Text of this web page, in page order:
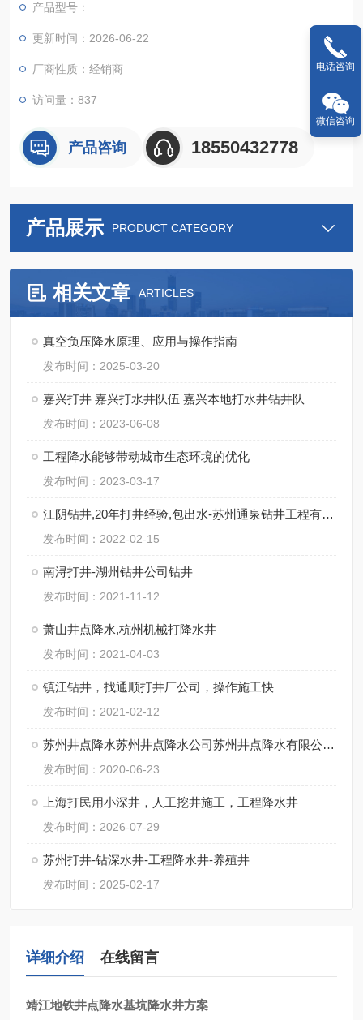
产品型号：
更新时间：2026-06-22
厂商性质：经销商
访问量：837
产品咨询 18550432778
产品展示 PRODUCT CATEGORY
相关文章 ARTICLES
真空负压降水原理、应用与操作指南
发布时间：2025-03-20
嘉兴打井 嘉兴打水井队伍 嘉兴本地打水井钻井队
发布时间：2023-06-08
工程降水能够带动城市生态环境的优化
发布时间：2023-03-17
江阴钻井,20年打井经验,包出水-苏州通泉钻井工程有限公司
发布时间：2022-02-15
南浔打井-湖州钻井公司钻井
发布时间：2021-11-12
萧山井点降水,杭州机械打降水井
发布时间：2021-04-03
镇江钻井，找通顺打井厂公司，操作施工快
发布时间：2021-02-12
苏州井点降水苏州井点降水公司苏州井点降水有限公司通泉降水公司
发布时间：2020-06-23
上海打民用小深井，人工挖井施工，工程降水井
发布时间：2026-07-29
苏州打井-钻深水井-工程降水井-养殖井
发布时间：2025-02-17
详细介绍 在线留言
靖江地铁井点降水基坑降水井方案
电话咨询
微信咨询